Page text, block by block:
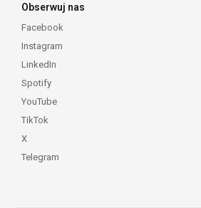
Obserwuj nas
Facebook
Instagram
LinkedIn
Spotify
YouTube
TikTok
X
Telegram